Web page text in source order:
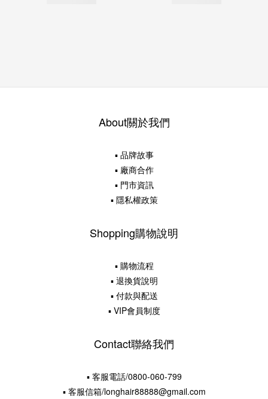
About關於我們
▪ 品牌故事
▪ 廠商合作
▪ 門市資訊
▪ 隱私權政策
Shopping購物說明
▪ 購物流程
▪ 退換貨說明
▪ 付款與配送
▪ VIP會員制度
Contact聯絡我們
▪ 客服電話/0800-060-799
▪ 客服信箱/longhair88888@gmail.com